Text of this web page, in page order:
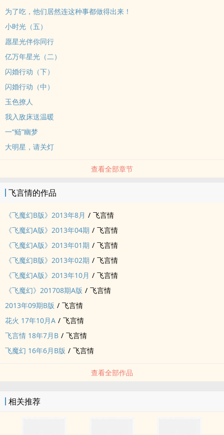
为了吃，他们居然连这种事都做得出来！
小时光（五）
愿星光伴你同行
亿万年星光（二）
闪婚行动（下）
闪婚行动（中）
玉色撩人
我入敌床送温暖
一“鲢”幽梦
大明星，请关灯
查看全部章节
飞言情的作品
《飞魔幻B版》2013年8月 / 飞言情
《飞魔幻A版》2013年04期 / 飞言情
《飞魔幻A版》2013年01期 / 飞言情
《飞魔幻B版》2013年02期 / 飞言情
《飞魔幻A版》2013年10月 / 飞言情
《飞魔幻》201708期A版 / 飞言情
2013年09期B版 / 飞言情
花火 17年10月A / 飞言情
飞言情 18年7月B / 飞言情
飞魔幻 16年6月B版 / 飞言情
查看全部作品
相关推荐